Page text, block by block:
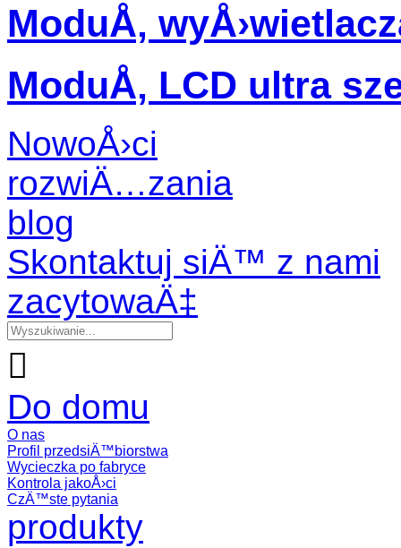
ModuÅ‚
ModuÅ‚ LCD ultra
NowoÅ›ci
rozwiÄ…zania
blog
Skontaktuj siÄ™ z nami
zacytowaÄ‡

Do domu
O nas
Profil przedsiÄ™biorstwa
Wycieczka po fabryce
Kontrola jakoÅ›ci
CzÄ™ste pytania
produkty